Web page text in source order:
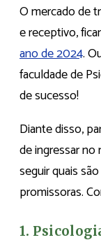
O mercado de
e receptivo,
ano de 2024.
faculdade de
de sucesso!
Diante disso,
de ingressar
seguir quais
promissoras.
1.